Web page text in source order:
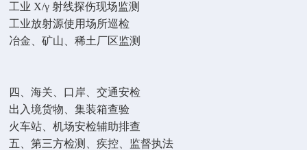
工业 X/γ 射线探伤现场监测
工业放射源使用场所巡检
冶金、矿山、稀土厂区监测
四、海关、口岸、交通安检
出入境货物、集装箱查验
火车站、机场安检辅助排查
五、第三方检测、疾控、监督执法